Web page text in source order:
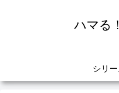
ハマる
シリ